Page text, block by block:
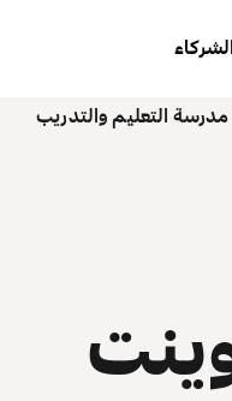
الشركاء
مدرسة التعليم والتدريب